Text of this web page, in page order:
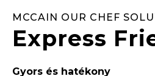
MCCAIN OUR CHEF
Express
Gyors és hatékony